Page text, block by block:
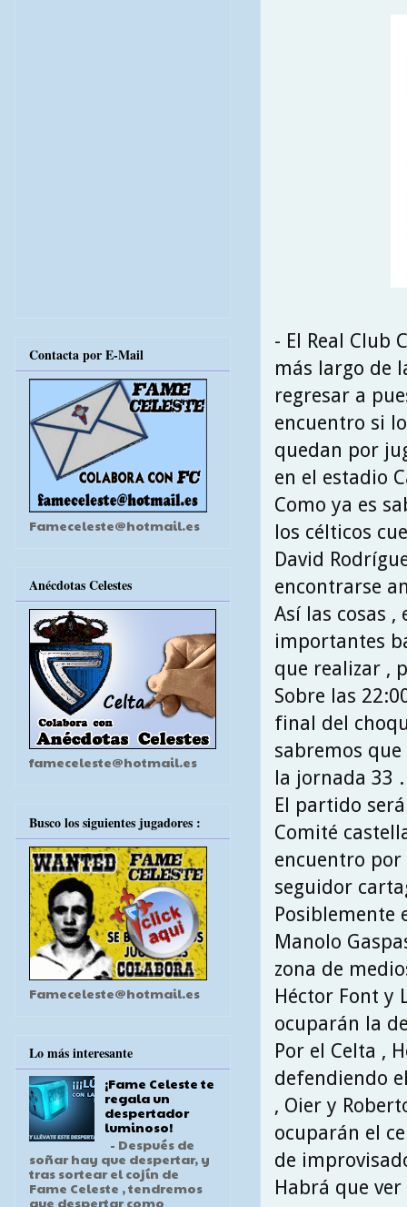
- El Real Club
más largo de
regresar a
encuentro si
quedan por
en el estadio
Como ya es
los célticos
David
encontrarse
Así las cosas
importantes
que realizar ,
Sobre las
final del
sabremos
la jornada 33 .
El partido
Comité
encuentro
seguidor
Posiblemente
Manolo
zona de
Héctor Font y
ocuparán la
Por el Celta ,
defendiendo
, Oier y
ocuparán el
de
Habrá que
Contacta por E-Mail
Fameceleste@hotmail.es
Anécdotas Celestes
fameceleste@hotmail.es
Busco los siguientes jugadores :
Fameceleste@hotmail.es
Lo más interesante
¡Fame Celeste te
regala un
despertador
luminoso!
- Después de
soñar hay que despertar, y
tras sortear el cojín de
Fame Celeste , tendremos
que despertar como